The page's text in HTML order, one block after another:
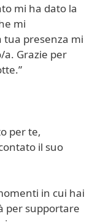
mi ha dato la
mi
presenza mi
Grazie per
per te,
il suo
in cui hai
per supportare